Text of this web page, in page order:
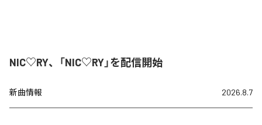
NIC♡RY、「NIC♡RY」を配信開始
新曲情報 2026.8.7